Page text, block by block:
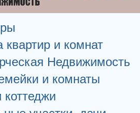
квартир и комнат
Недвижимость
и комнаты